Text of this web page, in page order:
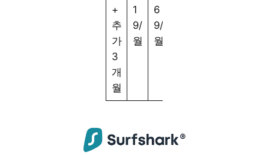
+
추
가
3
개
월
1
9/
월
6
9/
월